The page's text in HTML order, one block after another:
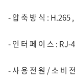
- 압 축 방 식 : H.265
- 인 터 페 이 스 :
- 사 용 전 원 / 소 비